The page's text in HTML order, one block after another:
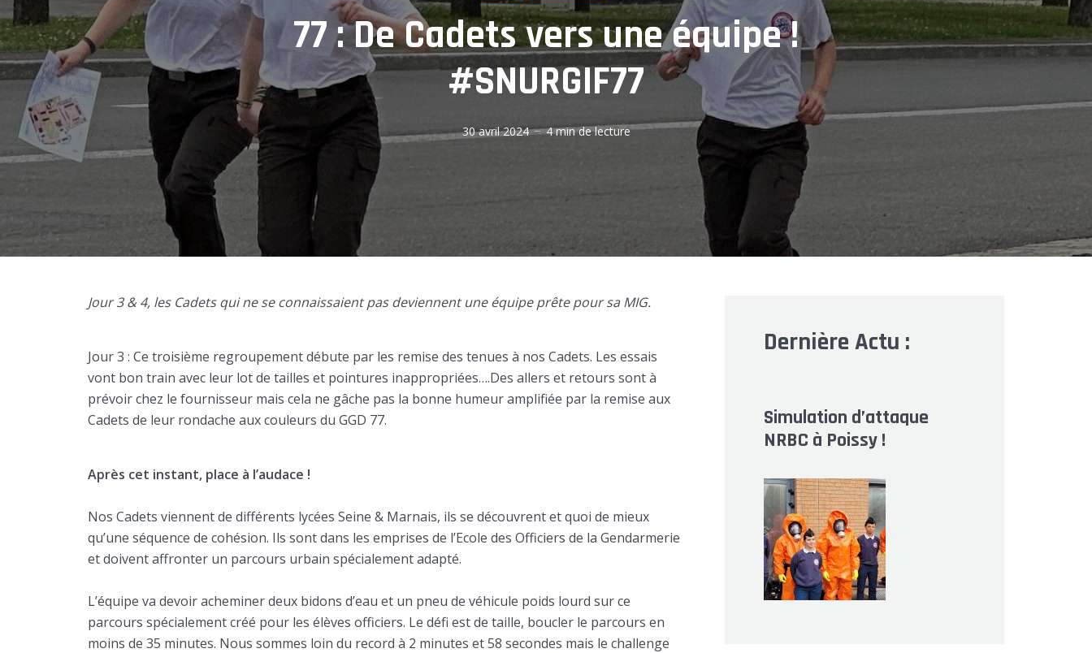
77 : De Cadets vers une équipe !
#SNURGIF77
30 avril 2024 4 min de lecture
Jour 3 & 4, les Cadets qui ne se connaissaient pas deviennent une équipe prête pour sa MIG.
Jour 3 : Ce troisième regroupement débute par les remise des tenues à nos Cadets. Les essais
vont bon train avec leur lot de tailles et pointures inappropriées….Des allers et retours sont à
prévoir chez le fournisseur mais cela ne gâche pas la bonne humeur amplifiée par la remise aux
Cadets de leur rondache aux couleurs du GGD 77.
Après cet instant, place à l’audace !
Nos Cadets viennent de différents lycées Seine & Marnais, ils se découvrent et quoi de mieux
qu’une séquence de cohésion. Ils sont dans les emprises de l’Ecole des Officiers de la Gendarmerie
et doivent affronter un parcours urbain spécialement adapté.
L’équipe va devoir acheminer deux bidons d’eau et un pneu de véhicule poids lourd sur ce
parcours spécialement créé pour les élèves officiers. Le défi est de taille, boucler le parcours en
moins de 35 minutes. Nous sommes loin du record à 2 minutes et 58 secondes mais le challenge
Dernière Actu :
Simulation d’attaque
NRBC à Poissy !